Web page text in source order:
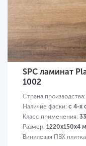
SPC ламинат
1002
Страна производства:
Наличие фаски: с 4-х
Класс применения:
Размер: 1220х150х4
Виниловая ПВХ